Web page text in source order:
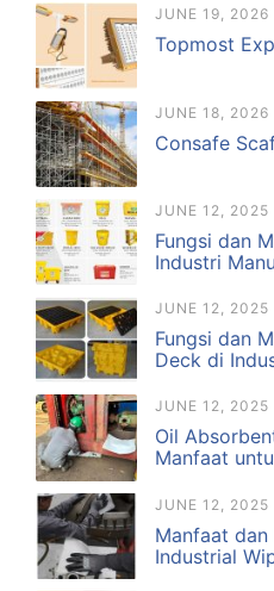
JUNE 19, 2026
Topmost
JUNE 18, 2026
Consafe
JUNE 12, 2025
Fungsi dan
Industri
JUNE 12, 2025
Fungsi dan
Deck di
JUNE 12, 2025
Oil
Manfaat
JUNE 12, 2025
Manfaat dan
Industrial